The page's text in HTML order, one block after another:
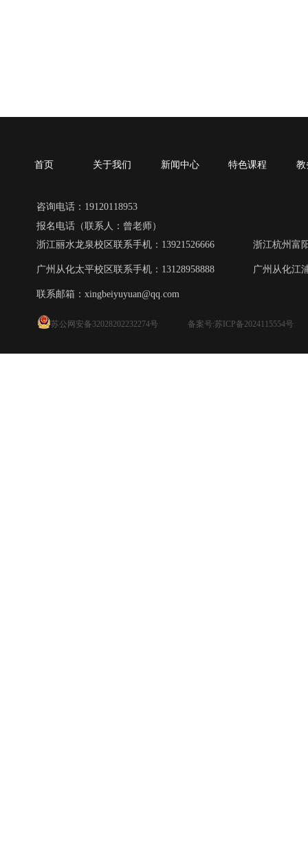
苏公网安备32028202232274号
咨询电话：19120118953
报名电话（联系人：曾老师）
浙江丽水龙泉校区联系手机：13921526666 浙江杭州富
广州从化太平校区联系手机：13128958888 广州从化江
联系邮箱： xingbeiyuyuan@qq.com
首页 关于我们 新闻中心 特色课程 教
备案号:苏ICP备2024115554号